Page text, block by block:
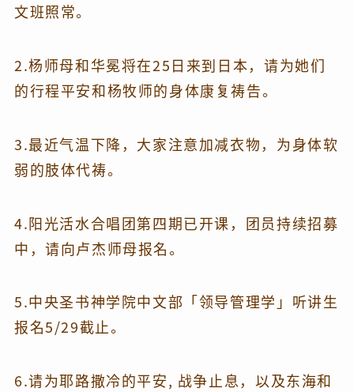
文班照常。
2.杨师母和华冕将在25日来到日本，请为她们
的行程平安和杨牧师的身体康复祷告。
3.最近气温下降，大家注意加减衣物，为身体软
弱的肢体代祷。
4.阳光活水合唱团第四期已开课，团员持续招募
中，请向卢杰师母报名。
5.中央圣书神学院中文部「领导管理学」听讲生
报名5/29截止。
6.请为耶路撒冷的平安, 战争止息，以及东海和